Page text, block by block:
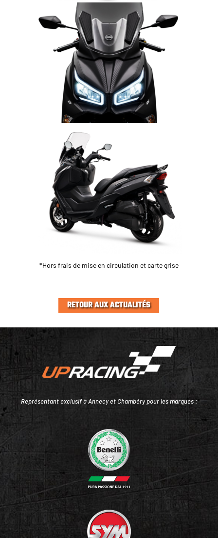
*Hors frais de mise en circulation et carte grise
RETOUR AUX ACTUALITÉS
Représentant exclusif à Annecy et Chambéry pour les marques :